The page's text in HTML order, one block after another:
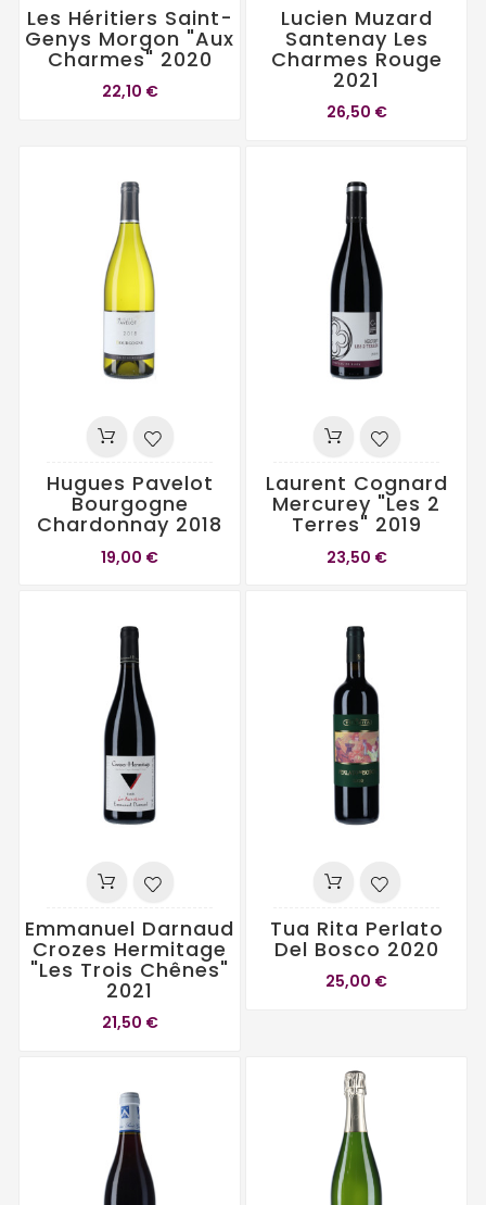
Les Héritiers Saint-
Genys Morgon "Aux
Charmes" 2020
22,10 €
Lucien Muzard
Santenay Les
Charmes Rouge
2021
26,50 €
Hugues Pavelot
Bourgogne
Chardonnay 2018
19,00 €
Laurent Cognard
Mercurey "Les 2
Terres" 2019
23,50 €
Emmanuel Darnaud
Crozes Hermitage
"Les Trois Chênes"
2021
21,50 €
Tua Rita Perlato
Del Bosco 2020
25,00 €